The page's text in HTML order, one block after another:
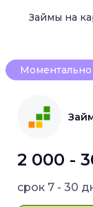
Займы на
Моментально
2 000 -
срок 7 - 30